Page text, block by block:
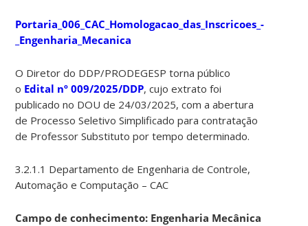
Portaria_006_CAC_Homologacao_das_Inscricoes_-
_Engenharia_Mecanica
O Diretor do DDP/PRODEGESP torna público
o Edital nº 009/2025/DDP, cujo extrato foi
publicado no DOU de 24/03/2025, com a abertura
de Processo Seletivo Simplificado para contratação
de Professor Substituto por tempo determinado.
3.2.1.1 Departamento de Engenharia de Controle,
Automação e Computação – CAC
Campo de conhecimento: Engenharia Mecânica